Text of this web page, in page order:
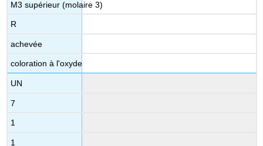
M3 supérieur (molaire 3)
R
achevée
coloration à l'oxyde
UN
7
1
1